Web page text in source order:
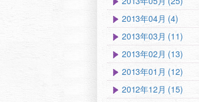
2013年04月 (4)
2013年03月 (11)
2013年02月 (13)
2013年01月 (12)
2012年12月 (15)